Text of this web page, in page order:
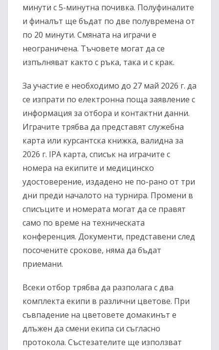
минути с 5-минутна почивка. Полуфиналите
и финалът ще бъдат по две полувремена от
по 20 минути. Смяната на играчи е
неограничена. Тъчовете могат да се
изпълняват както с ръка, така и с крак.
За участие е необходимо до 27 май 2026 г. да
се изпрати по електронна поща заявление с
информация за отбора и контактни данни.
Играчите трябва да представят служебна
карта или курсантска книжка, валидна за
2026 г. IPA карта, списък на играчите с
номера на екипите и медицинско
удостоверение, издадено не по-рано от три
дни преди началото на турнира. Промени в
списъците и номерата могат да се правят
само по време на техническата
конференция. Документи, представени след
посочените срокове, няма да бъдат
приемани.
Всеки отбор трябва да разполага с два
комплекта екипи в различни цветове. При
съвпадение на цветовете домакинът е
длъжен да смени екипа си съгласно
протокола. Състезателите ще използват